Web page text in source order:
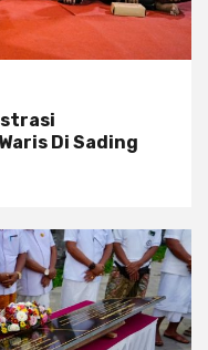
Di Sading